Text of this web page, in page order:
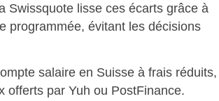
Swissquote lisse ces écarts grâce à
programmée, évitant les décisions
salaire en Suisse à frais réduits,
offerts par Yuh ou PostFinance.